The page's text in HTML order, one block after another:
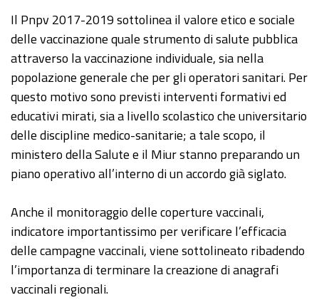
Il Pnpv 2017-2019 sottolinea il valore etico e sociale
delle vaccinazione quale strumento di salute pubblica
attraverso la vaccinazione individuale, sia nella
popolazione generale che per gli operatori sanitari. Per
questo motivo sono previsti interventi formativi ed
educativi mirati, sia a livello scolastico che universitario
delle discipline medico-sanitarie; a tale scopo, il
ministero della Salute e il Miur stanno preparando un
piano operativo all’interno di un accordo già siglato.
Anche il monitoraggio delle coperture vaccinali,
indicatore importantissimo per verificare l’efficacia
delle campagne vaccinali, viene sottolineato ribadendo
l’importanza di terminare la creazione di anagrafi
vaccinali regionali.